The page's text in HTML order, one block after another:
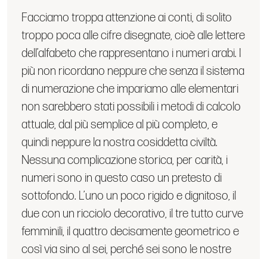
Facciamo troppa attenzione ai conti, di solito
troppo poca alle cifre disegnate, cioè alle lettere
dell’alfabeto che rappresentano i numeri arabi. I
più non ricordano neppure che senza il sistema
di numerazione che impariamo alle elementari
non sarebbero stati possibili i metodi di calcolo
attuale, dal più semplice al più completo, e
quindi neppure la nostra cosiddetta civiltà.
Nessuna complicazione storica, per carità, i
numeri sono in questo caso un pretesto di
sottofondo. L’uno un poco rigido e dignitoso, il
due con un ricciolo decorativo, il tre tutto curve
femminili, il quattro decisamente geometrico e
così via sino al sei, perché sei sono le nostre